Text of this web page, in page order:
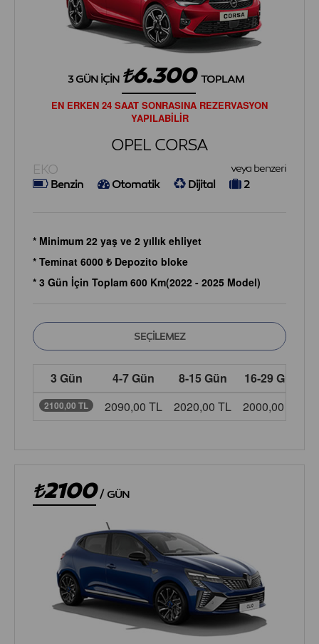
3 GÜN İÇIN 6.300 TOPLAM
EN ERKEN 24 SAAT SONRASINA REZERVASYON
YAPILABİLİR
OPEL CORSA
EKO veya benzeri
Benzin Otomatik Dijital 2
* Minimum 22 yaş ve 2 yıllık ehliyet
* Teminat 6000 ₺ Depozito bloke
* 3 Gün İçin Toplam 600 Km(2022 - 2025 Model)
3 Gün 4-7 Gün 8-15 Gün 16-29 Gün
2100,00 TL 2090,00 TL 2020,00 TL 2000,00 TL
2100 / GÜN